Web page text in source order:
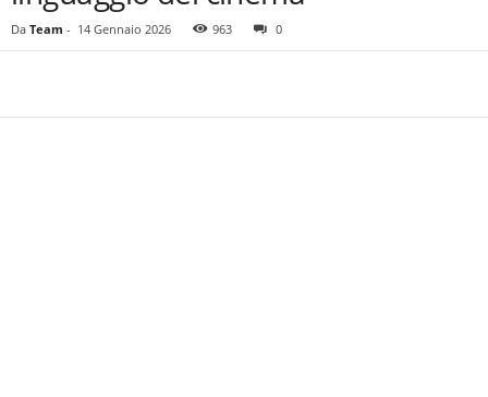
Da Team - 14 Gennaio 2026 963 0